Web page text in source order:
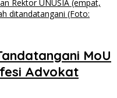
MoU
Advokat